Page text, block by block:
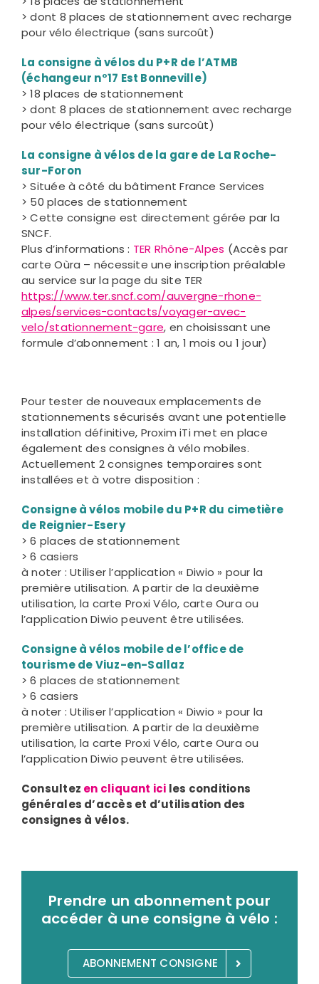
> dont 8 places de stationnement avec recharge
pour vélo électrique (sans surcoût)
La consigne à vélos du P+R de l’ATMB
(échangeur n°17 Est Bonneville)
> 18 places de stationnement
> dont 8 places de stationnement avec recharge
pour vélo électrique (sans surcoût)
La consigne à vélos de la gare de La Roche-
sur-Foron
> Située à côté du bâtiment France Services
> 50 places de stationnement
> Cette consigne est directement gérée par la
SNCF.
Plus d’informations : TER Rhône-Alpes (Accès par
carte Oùra – nécessite une inscription préalable
au service sur la page du site TER
https://www.ter.sncf.com/auvergne-rhone-
alpes/services-contacts/voyager-avec-
velo/stationnement-gare, en choisissant une
formule d’abonnement : 1 an, 1 mois ou 1 jour)
Pour tester de nouveaux emplacements de
stationnements sécurisés avant une potentielle
installation définitive, Proxim iTi met en place
également des consignes à vélo mobiles.
Actuellement 2 consignes temporaires sont
installées et à votre disposition :
Consigne à vélos mobile du P+R du cimetière
de Reignier-Esery
> 6 places de stationnement
> 6 casiers
à noter : Utiliser l’application « Diwio » pour la
première utilisation. A partir de la deuxième
utilisation, la carte Proxi Vélo, carte Oura ou
l’application Diwio peuvent être utilisées.
Consigne à vélos mobile de l’office de
tourisme de Viuz-en-Sallaz
> 6 places de stationnement
> 6 casiers
à noter : Utiliser l’application « Diwio » pour la
première utilisation. A partir de la deuxième
utilisation, la carte Proxi Vélo, carte Oura ou
l’application Diwio peuvent être utilisées.
Consultez en cliquant ici les conditions
générales d’accès et d’utilisation des
consignes à vélos.
Prendre un abonnement pour
accéder à une consigne à vélo :
ABONNEMENT CONSIGNE